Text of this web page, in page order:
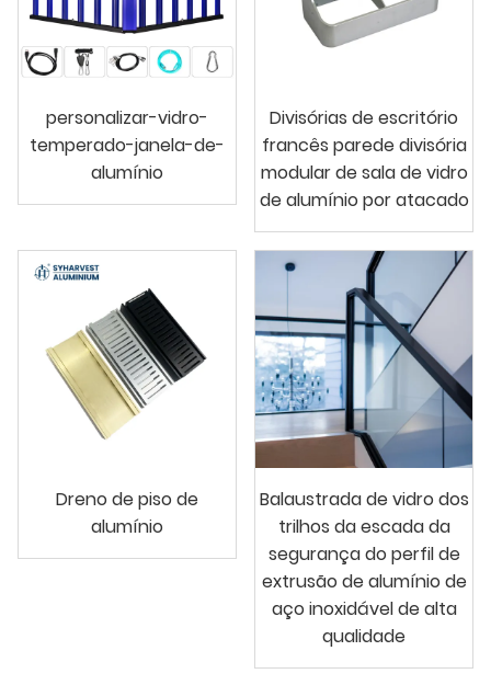
personalizar-vidro-
temperado-janela-de-
alumínio
Divisórias de escritório
francês parede divisória
modular de sala de vidro
de alumínio por atacado
Dreno de piso de
alumínio
Balaustrada de vidro dos
trilhos da escada da
segurança do perfil de
extrusão de alumínio de
aço inoxidável de alta
qualidade